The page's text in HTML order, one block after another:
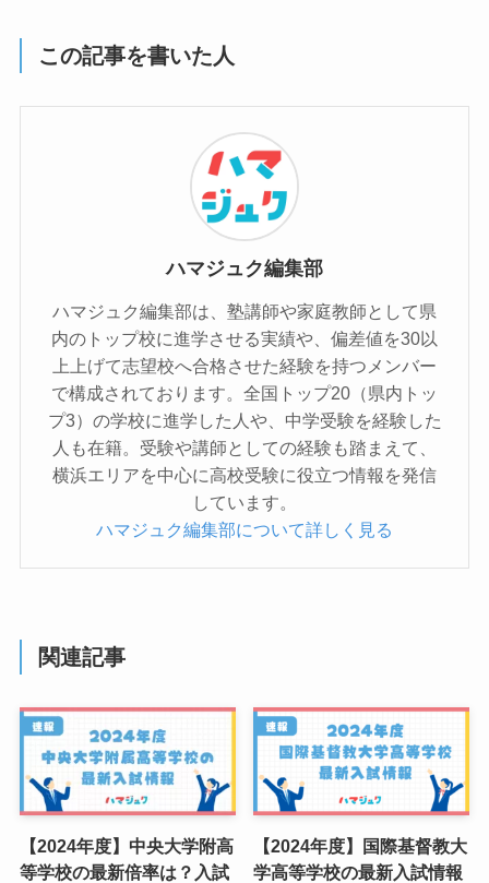
この記事を書いた人
ハマジュク編集部
ハマジュク編集部は、塾講師や家庭教師として県
内のトップ校に進学させる実績や、偏差値を30以
上上げて志望校へ合格させた経験を持つメンバー
で構成されております。全国トップ20（県内トッ
プ3）の学校に進学した人や、中学受験を経験した
人も在籍。受験や講師としての経験も踏まえて、
横浜エリアを中心に高校受験に役立つ情報を発信
しています。
ハマジュク編集部について詳しく見る
関連記事
【2024年度】中央大学附高
等学校の最新倍率は？入試
【2024年度】国際基督教大
学高等学校の最新入試情報